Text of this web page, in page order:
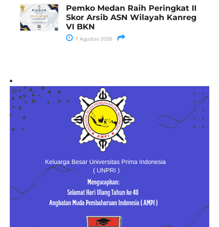
Pemko Medan Raih Peringkat II
Skor Arsib ASN Wilayah Kanreg
VI BKN
7 Agustus 2026